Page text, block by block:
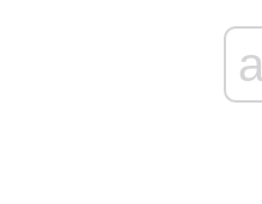
finaliza investițiile
început”, au
guvernamentale.